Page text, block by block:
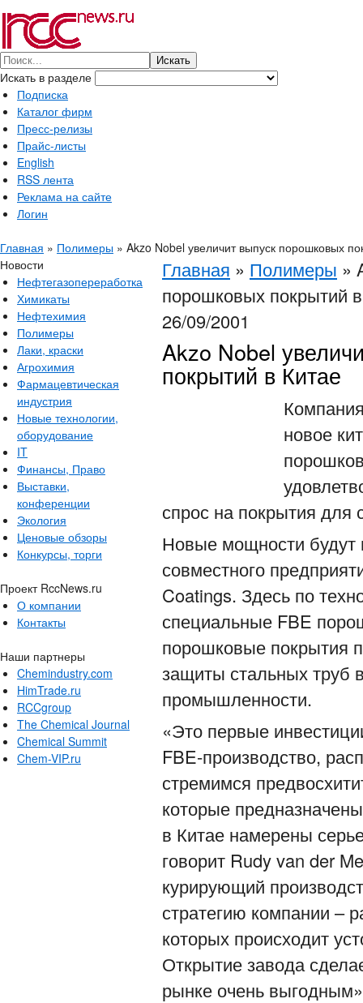
Искать в разделе
Подписка
Каталог фирм
Пресс-релизы
Прайс-листы
English
RSS лента
Реклама на сайте
Логин
Главная » Полимеры » Akzo Nobel увеличит выпуск порошковых
Новости
Нефтегазопереработка
Химикаты
Нефтехимия
Полимеры
Лаки, краски
Агрохимия
Фармацевтическая
индустрия
Новые технологии,
оборудование
IT
Финансы, Право
Выставки,
конференции
Экология
Ценовые обзоры
Конкурсы, торги
Проект RccNews.ru
О компании
Контакты
Наши партнеры
Chemindustry.com
HimTrade.ru
RCCgroup
The Chemical Journal
Chemical Summit
Chem-VIP.ru
Главная » Полимеры »
порошковых покрытий
26/09/2001
Akzo Nobel
покрытий в Китае
новое
спрос на покрытия для
Новые мощности будут
совместного
Coatings. Здесь по
специальные FBE
порошковые покрытия
защиты стальных труб
промышленности.
«Это первые
FBE-производство,
стремимся
которые
в Китае намерены
говорит Rudy van der
курирующий
стратегию компании –
которых происходит
Открытие завода
рынке очень